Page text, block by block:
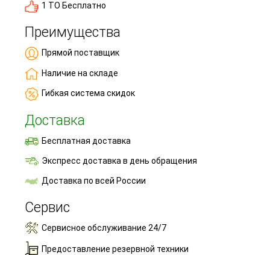
1 ТО Бесплатно
Преимущества
Прямой поставщик
Наличие на складе
Гибкая система скидок
Доставка
Бесплатная доставка
Экспресс доставка в день обращения
Доставка по всей России
Сервис
Сервисное обслуживание 24/7
Предоставление резервной техники